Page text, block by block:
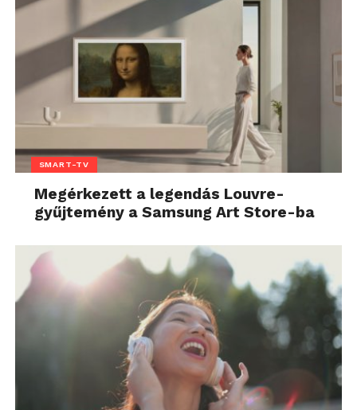
SMART-TV
Megérkezett a legendás Louvre-
gyűjtemény a Samsung Art Store-ba